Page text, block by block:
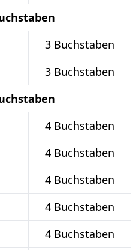
3 Buchstaben
3 Buchstaben
4 Buchstaben
4 Buchstaben
4 Buchstaben
4 Buchstaben
4 Buchstaben